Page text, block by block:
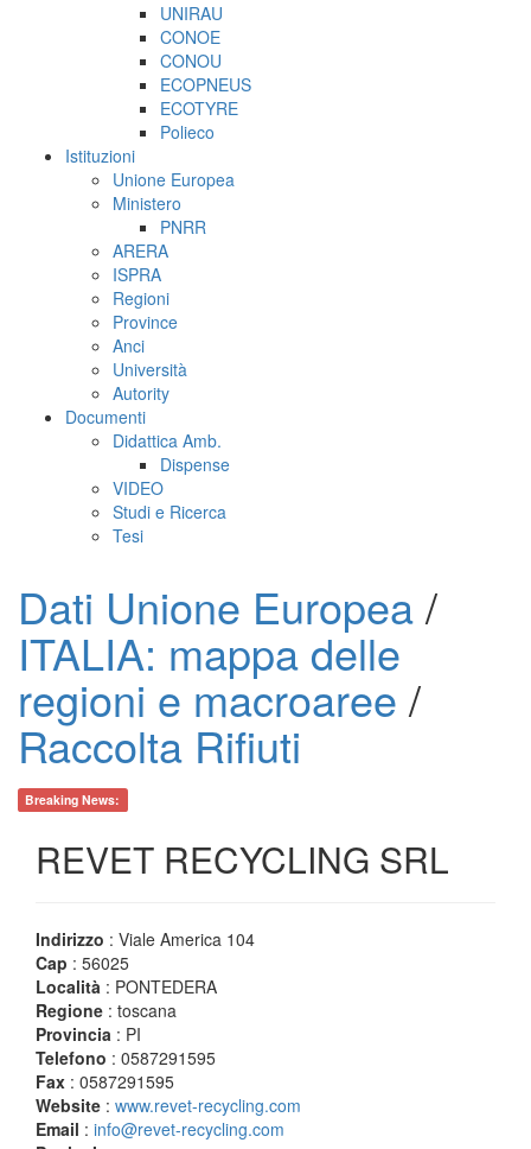
UNIRAU
CONOE
CONOU
ECOPNEUS
ECOTYRE
Polieco
Istituzioni
Unione Europea
Ministero
PNRR
ARERA
ISPRA
Regioni
Province
Anci
Università
Autority
Documenti
Didattica Amb.
Dispense
VIDEO
Studi e Ricerca
Tesi
Dati Unione Europea/
ITALIA: mappa delle
regioni e macroaree /
Raccolta Rifiuti
Breaking News:
REVET RECYCLING SRL
Indirizzo : Viale America 104
Cap : 56025
Località : PONTEDERA
Regione : toscana
Provincia : PI
Telefono : 0587291595
Fax : 0587291595
Website : www.revet-recycling.com
Email : info@revet-recycling.com